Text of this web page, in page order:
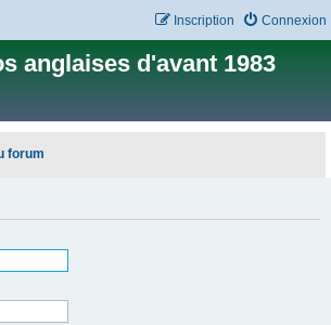
Connexion
Inscription
anglaises d'avant 1983
forum